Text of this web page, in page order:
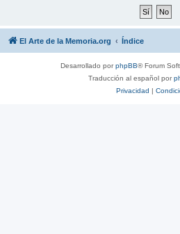
El Arte de la Memoria.org Índice
Desarrollado porphpBB® Forum
Traducción al español por
Privacidad |